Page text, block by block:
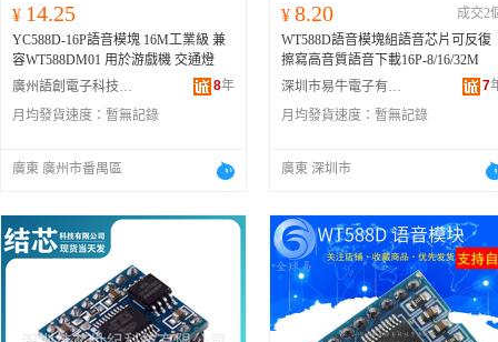
¥ 14.25
YC588D-16P語音模塊 16M工業級 兼
容WT588DM01 用於游戲機 交通燈
廣州語創電子科技有限公司
8年
月均發貨速度： 暫無記錄
廣東 廣州市番禺區
¥ 8.20
成交2
WT588D語音模塊組語音芯片可反復
擦寫高音質語音下載16P-8/16/32M
深圳市易牛電子有限公司
7
月均發貨速度： 暫無記錄
廣東 深圳市